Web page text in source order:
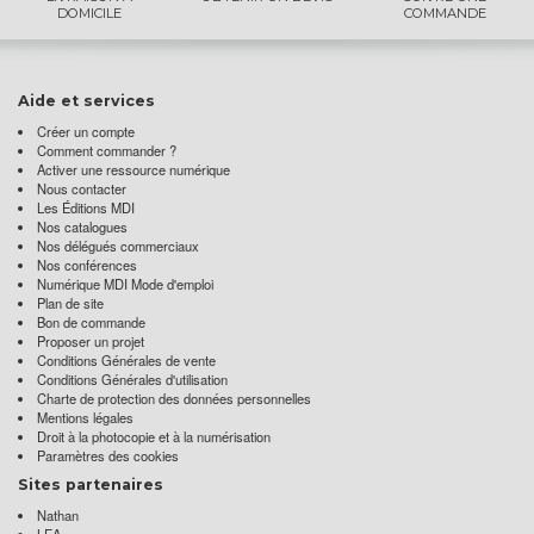
DOMICILE
COMMANDE
Aide et services
Créer un compte
Comment commander ?
Activer une ressource numérique
Nous contacter
Les Éditions MDI
Nos catalogues
Nos délégués commerciaux
Nos conférences
Numérique MDI Mode d'emploi
Plan de site
Bon de commande
Proposer un projet
Conditions Générales de vente
Conditions Générales d'utilisation
Charte de protection des données personnelles
Mentions légales
Droit à la photocopie et à la numérisation
Paramètres des cookies
Sites partenaires
Nathan